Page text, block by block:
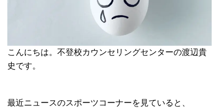
こんにちは。不登校カウンセリングセンターの渡辺貴
史です。
最近ニュースのスポーツコーナーを見ていると、